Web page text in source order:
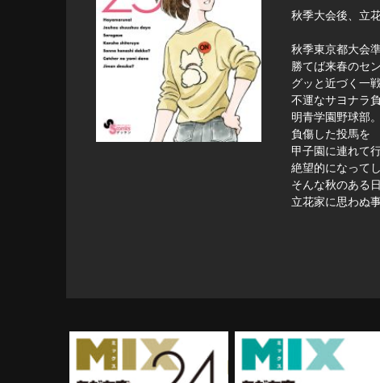
秋季大会後、立
秋季東京都大会準
勝てば来春のセ
グッと近づく一戦
不運なサヨナラ
明青学園野球部。
負傷した投馬を
甲子園に連れて
絶望的になって
そんな秋のある日
立花家に思わぬ